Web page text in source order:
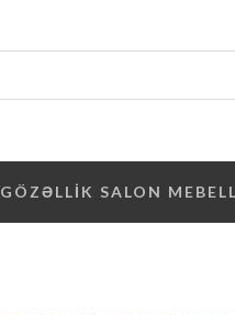
GÖZƏLLIK SALON